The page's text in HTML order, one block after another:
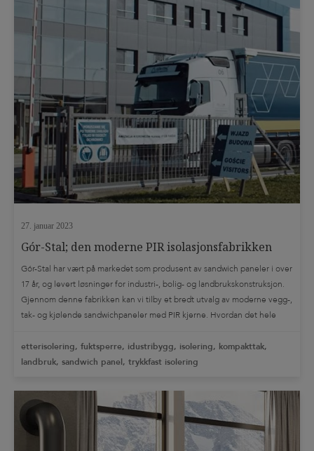
OP-DECK
PIR ISOLERING
SVALEHALEPLATER DUOFOR
TIL-TAK LIGHT
TIL-TAK ORIGINAL
Tags
betonggulv bodplass brannsikker isolasjon brannskille carport
dampsperre damptett isolering dreneringssystem
etterisolering forskalingsplate fuktsperre grunnmurspapp
isolert betongdekke kantbeslag kapilærkraft kompakttak
kudekke Lydisolerende gulv
rådgivning Rengjøring renovere badegulv renovere loft
sportsbod stubbloftsleire svalehaleplater
teknisk bistand TERRASSE terrassebeslag terrasseduk
terrasseplater tett terrasse tett terrassegulv TIL-TAK
27. januar 2023
Gór-Stal; den moderne PIR isolasjonsfabrikken
Gór-Stal har vært på markedet som produsent av sandwich paneler i over
17 år, og levert løsninger for industri-, bolig- og landbrukskonstruksjon.
Gjennom denne fabrikken kan vi tilby et bredt utvalg av moderne vegg-,
tak- og kjølende sandwichpaneler med PIR kjerne. Hvordan det hele
[…]
etterisolering, fuktsperre, idustribygg, isolering, kompakttak,
landbruk, sandwich panel, trykkfast isolering